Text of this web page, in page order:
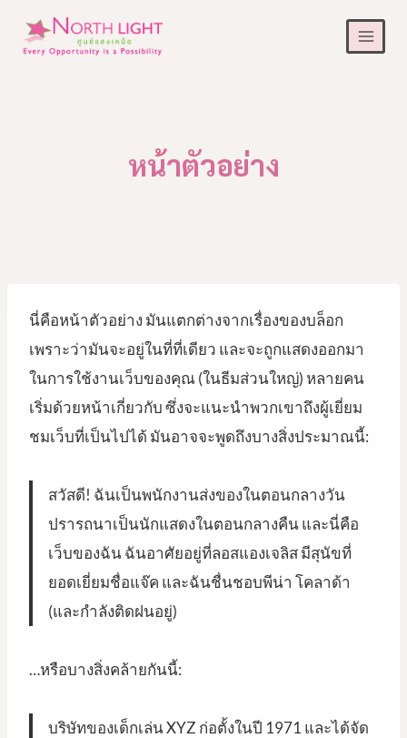
หน้าตัวอย่าง
นี่คือหน้าตัวอย่าง มันแตกต่างจากเรื่องของบล็อก
เพราะว่ามันจะอยู่ในที่ที่เดียว และจะถูกแสดงออกมา
ในการใช้งานเว็บของคุณ (ในธีมส่วนใหญ่) หลายคน
เริ่มด้วยหน้าเกี่ยวกับ ซึ่งจะแนะนำพวกเขาถึงผู้เยี่ยม
ชมเว็บที่เป็นไปได้ มันอาจจะพูดถึงบางสิ่งประมาณนี้:
สวัสดี! ฉันเป็นพนักงานส่งของในตอนกลางวัน
ปรารถนาเป็นนักแสดงในตอนกลางคืน และนี่คือ
เว็บของฉัน ฉันอาศัยอยู่ที่ลอสแองเจลิส มีสุนัขที่
ยอดเยี่ยมชื่อแจ๊ค และฉันชื่นชอบพีน่า โคลาด้า
(และกำลังติดฝนอยู่)
…หรือบางสิ่งคล้ายกันนี้:
บริษัทของเด็กเล่น XYZ ก่อตั้งในปี 1971 และได้จัด